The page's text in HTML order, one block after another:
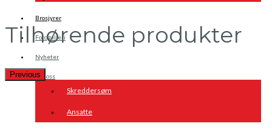
Brosjyrer
Fotogalleri
Nyheter
Om oss
Skreddersøm
Ansatte
Tilhørende produkter
Previous